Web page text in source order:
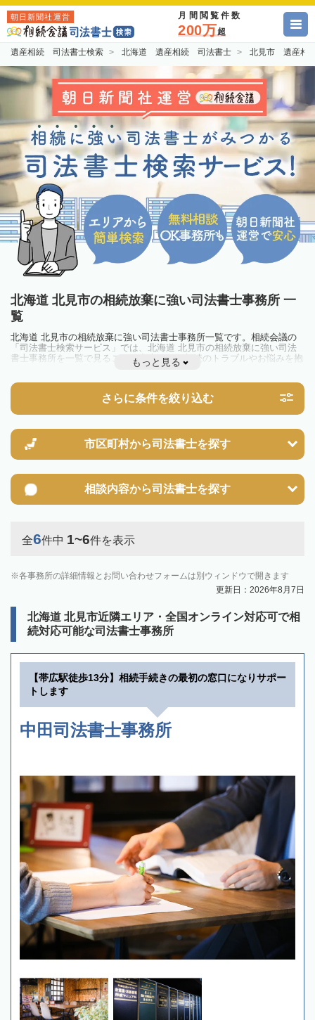
朝日新聞社運営 月間閲覧件数
200万超
遺産相続 司法書士検索 北海道 遺産相続 司法書士 北見市 遺産相
北海道 北見市の相続放棄に強い司法書士事務所 一
覧
北海道 北見市の相続放棄に強い司法書士事務所一覧です。相続会議の
「司法書士検索サービス」では、北海道 北見市の相続放棄に強い司法
書士事務所を一覧で見ることが出来ます。相続のトラブルやお悩みを抱
えている方は一度近隣の司法書士に相談してみましょう。
もっと見る
さらに条件を絞り込む
市区町村から司法書士を探す
相談内容から司法書士を探す
全6件中 1~6件を表示
各事務所の詳細情報とお問い合わせフォームは別ウィンドウで開きます
更新日：2026年8月7日
北海道 北見市近隣エリア・全国オンライン対応可で相
続対応可能な司法書士事務所
【帯広駅徒歩13分】相続手続きの最初の窓口になりサポー
トします
中田司法書士事務所